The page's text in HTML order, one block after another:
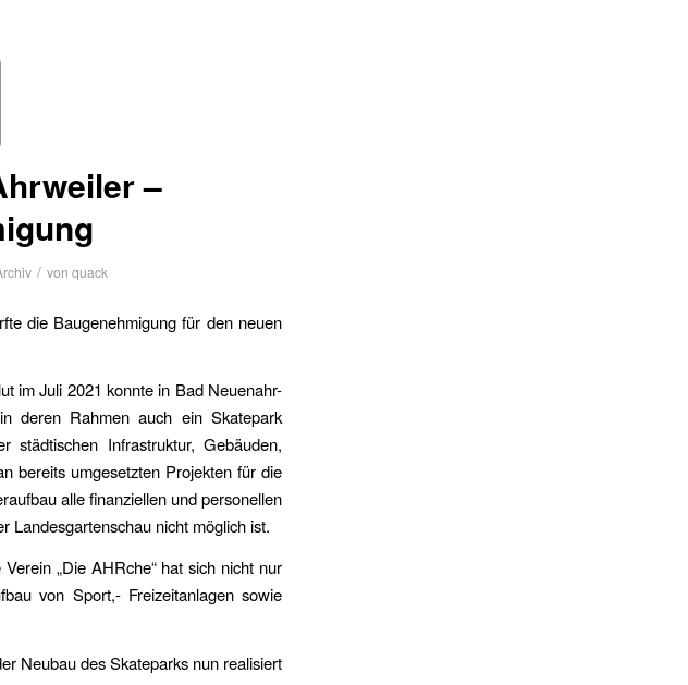
–
/ von quack
die Baugenehmigung für den neuen
im Juli 2021 konnte in Bad Neuenahr-
deren Rahmen auch ein Skatepark
Infrastruktur, Gebäuden,
bereits umgesetzten Projekten für die
alle finanziellen und personellen
Landesgartenschau nicht möglich ist.
„Die AHRche“ hat sich nicht nur
von Sport,- Freizeitanlagen sowie
Neubau des Skateparks nun realisiert